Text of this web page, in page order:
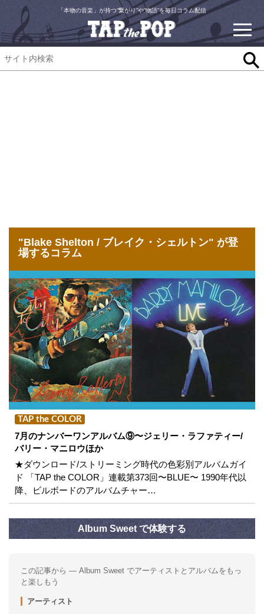
「本物の音楽」が持つ“繋がり”や“物語”を毎日コラム配信
"Blake Shelton / ブレイク・シェルトン" が登
場するコラム
TAP the COLOR
7月のナンバーワンアルバム⑨〜ジェリー・ラファティー/
バリー・マニロウほか
★ダウンロード/ストリーミング時代の色彩別アルバムガイ
ド 「TAP the COLOR」連載第373回〜BLUE〜 1990年代以
降、ビルボードのアルバムチャー…
Album Sweet で体験する
この記事から — Album Sweet でアーティストとアルバムをもっ
と楽しもう
アーティスト